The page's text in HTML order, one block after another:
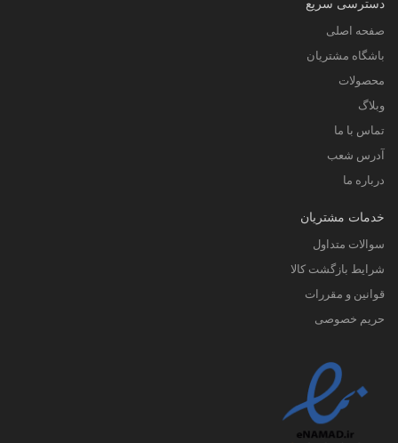
دسترسی سریع
صفحه اصلی
باشگاه مشتریان
محصولات
وبلاگ
تماس با ما
آدرس شعب
درباره ما
خدمات مشتریان
سوالات متداول
شرایط بازگشت کالا
قوانین و مقررات
حریم خصوصی